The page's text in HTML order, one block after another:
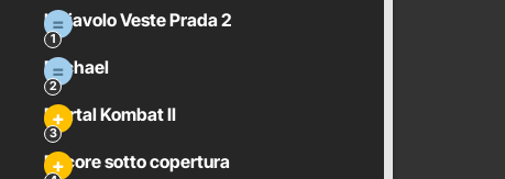
Il Diavolo Veste Prada 2
Michael
Mortal Kombat II
Pecore sotto copertura